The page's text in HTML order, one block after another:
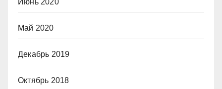
Май 2020
Декабрь 2019
Октябрь 2018